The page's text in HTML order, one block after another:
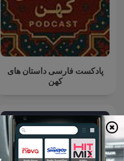
پادکست فارسی داستان های
کهن